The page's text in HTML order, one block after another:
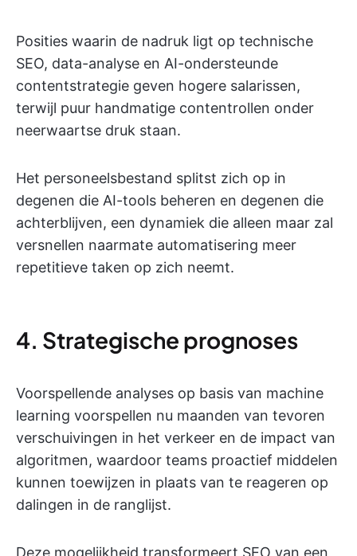
Posities waarin de nadruk ligt op technische
SEO, data-analyse en AI-ondersteunde
contentstrategie geven hogere salarissen,
terwijl puur handmatige contentrollen onder
neerwaartse druk staan.
Het personeelsbestand splitst zich op in
degenen die AI-tools beheren en degenen die
achterblijven, een dynamiek die alleen maar zal
versnellen naarmate automatisering meer
repetitieve taken op zich neemt.
4. Strategische prognoses
Voorspellende analyses op basis van machine
learning voorspellen nu maanden van tevoren
verschuivingen in het verkeer en de impact van
algoritmen, waardoor teams proactief middelen
kunnen toewijzen in plaats van te reageren op
dalingen in de ranglijst.
Deze mogelijkheid transformeert SEO van een